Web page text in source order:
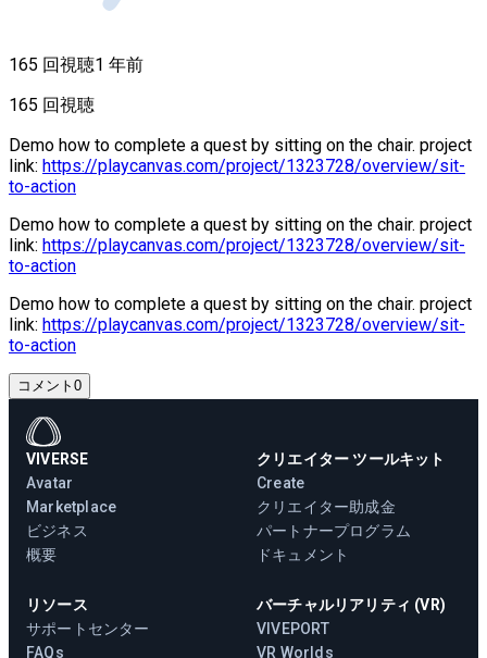
165 回視聴1 年前
165 回視聴
Demo how to complete a quest by sitting on the chair. project
link: https://playcanvas.com/project/1323728/overview/sit-
to-action
Demo how to complete a quest by sitting on the chair. project
link: https://playcanvas.com/project/1323728/overview/sit-
to-action
Demo how to complete a quest by sitting on the chair. project
link: https://playcanvas.com/project/1323728/overview/sit-
to-action
コメント 0
VIVERSE
Avatar
Marketplace
ビジネス
概要
クリエイター ツールキット
Create
クリエイター助成金
パートナープログラム
ドキュメント
リソース
サポートセンター
FAQs
バーチャルリアリティ (VR)
VIVEPORT
VR Worlds